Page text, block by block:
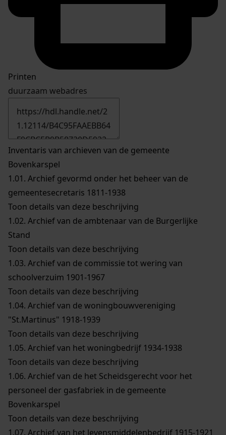
Printen
duurzaam webadres
Inventaris van archieven van de gemeente
Bovenkarspel
1.01. Archief gevormd onder het beheer van de
gemeentesecretaris 1811-1938
Toon details van deze beschrijving
1.02. Archief van de ambtenaar van de Burgerlijke
Stand
Toon details van deze beschrijving
1.03. Archief van de commissie tot wering van
schoolverzuim 1901-1967
Toon details van deze beschrijving
1.04. Archief van de woningbouwvereniging
"St.Martinus" 1918-1939
Toon details van deze beschrijving
1.05. Archief van het woningbedrijf 1934-1938
Toon details van deze beschrijving
1.06. Archief van de het Scheidsgerecht voor het
personeel der gasfabriek in de gemeente
Bovenkarspel
Toon details van deze beschrijving
1.07. Archief van het levensmiddelenbedrijf 1915-1921